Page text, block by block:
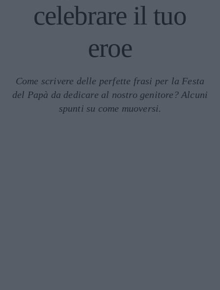
celebrare il tuo
eroe
Come scrivere delle perfette frasi per la Festa
del Papà da dedicare al nostro genitore? Alcuni
spunti su come muoversi.